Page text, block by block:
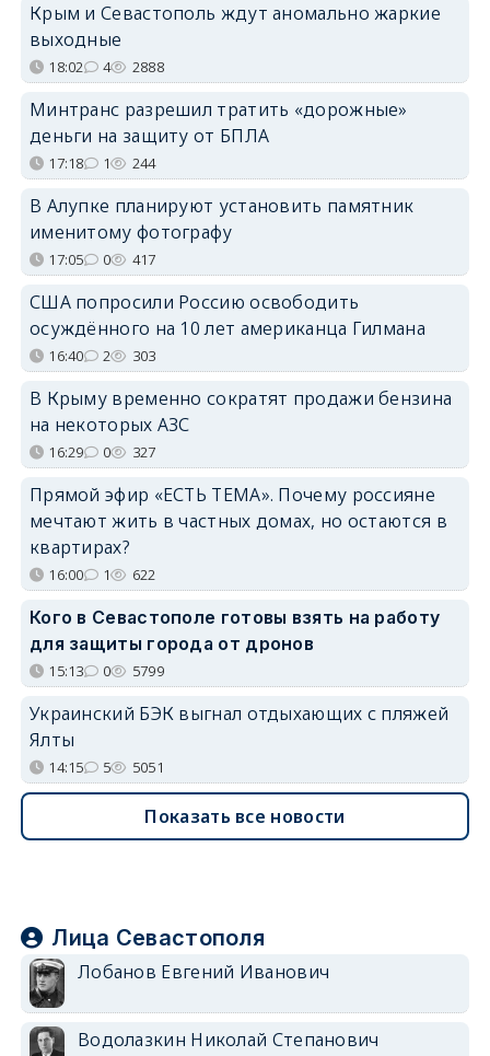
Крым и Севастополь ждут аномально жаркие
выходные
18:02 4 2888
Минтранс разрешил тратить «дорожные»
деньги на защиту от БПЛА
17:18 1 244
В Алупке планируют установить памятник
именитому фотографу
17:05 0 417
США попросили Россию освободить
осуждённого на 10 лет американца Гилмана
16:40 2 303
В Крыму временно сократят продажи бензина
на некоторых АЗС
16:29 0 327
Прямой эфир «ЕСТЬ ТЕМА». Почему россияне
мечтают жить в частных домах, но остаются в
квартирах?
16:00 1 622
Кого в Севастополе готовы взять на работу
для защиты города от дронов
15:13 0 5799
Украинский БЭК выгнал отдыхающих с пляжей
Ялты
14:15 5 5051
Показать все новости
Лица Севастополя
Лобанов Евгений Иванович
Водолазкин Николай Степанович